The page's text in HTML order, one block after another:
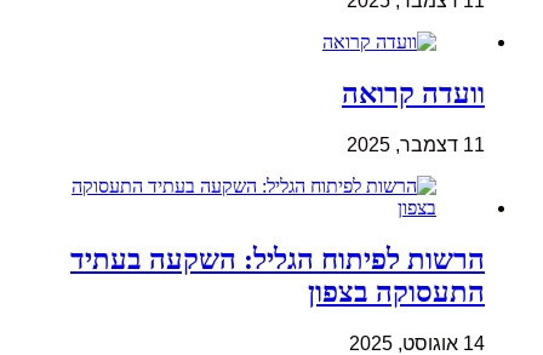
וועדה קרואה
11 דצמבר, 2025
הרשות לפיתוח הגליל: השקעה בעתיד
התעסוקה בצפון
14 אוגוסט, 2025